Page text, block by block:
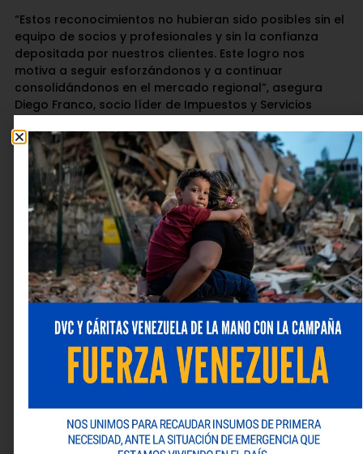
“Estos reconocimientos no hubieran sido posibles sin el
equipo de socios y profesionales y sin la confianza
depositada por nuestros clientes. Este logro nos
motiva a seguir esforzándonos y a continuar
consolidándonos en el mercado regional”, asegura
Diego Franco, socio líder de Impuestos y Servicios
Sobre los ITR Awards:
Los ITR Awards son uno de los reconocimientos más
prestigiosos en el ámbito fiscal a nivel global. Cada
año, celebran a las firmas que han demostrado un
desempeño sobresaliente, liderazgo técnico y
contribuciones significativas al desarrollo de la
práctica tributaria.
Deja una respuesta
Tu dirección de correo electrónico no será publicada.
Los campos obligatorios están marcados con*
Comentario